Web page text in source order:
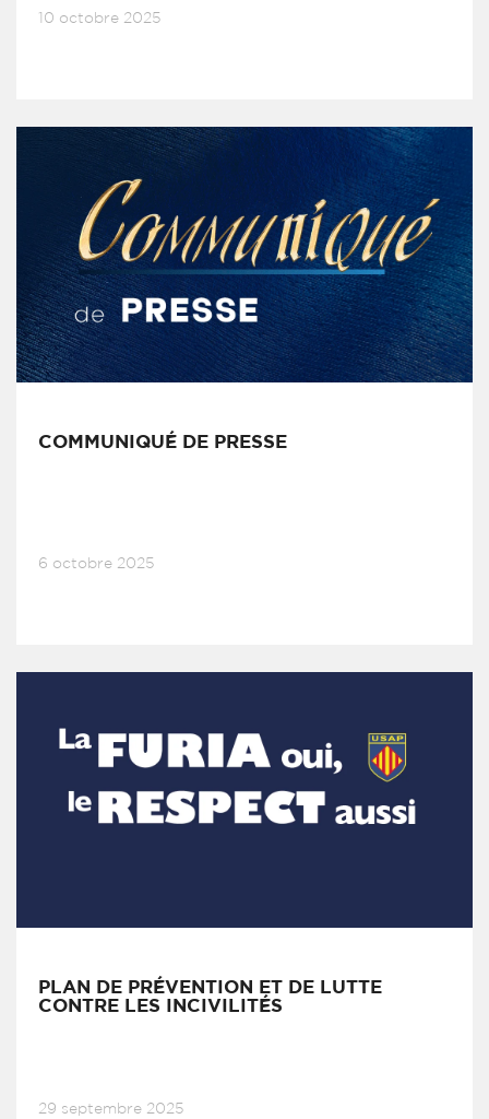
10 octobre 2025
COMMUNIQUÉ DE PRESSE
6 octobre 2025
PLAN DE PRÉVENTION ET DE LUTTE
CONTRE LES INCIVILITÉS
29 septembre 2025